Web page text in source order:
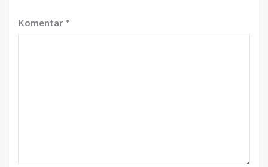
Komentar *